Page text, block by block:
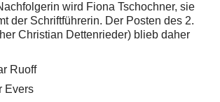
wird Fiona Tschochner, sie
der Schriftführerin. Der Posten des 2.
Christian Dettenrieder) blieb daher
Ruoff
Evers